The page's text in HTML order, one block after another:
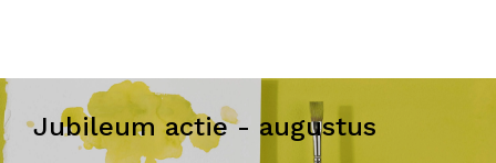
Jubileum actie - augustus